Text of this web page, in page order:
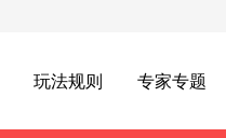
玩法规则 专家专题